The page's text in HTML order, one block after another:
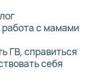
работа с мамами
ГВ, справиться
себя